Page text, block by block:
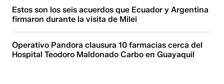
Estos son los seis acuerdos que Ecuador y Argentina
firmaron durante la visita de Milei
Operativo Pandora clausura 10 farmacias cerca del
Hospital Teodoro Maldonado Carbo en Guayaquil